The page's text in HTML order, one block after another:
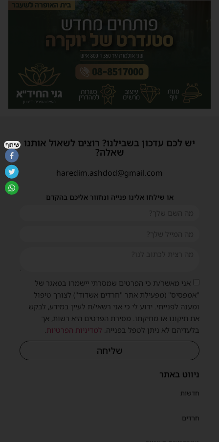
ניווט באתר
חדשות
חרדים
יש לכם עדכון בשבילנו? רוצים לשאול אותנו
שאלה?
haredim.ashdod@gmail.com
או שילחו אלינו פנייה ונחזור אליכם בהקדם
אני מאשר/ת כי הפרטים שמסרתי יישמרו במאגר של
"אמפסיס" (מפעילת אתר "חרדים אשדוד") לצורך טיפול
ומענה לפנייתי. ידוע לי כי אני רשאי/ת לעיין במידע, לבקש
את תיקונו או מחיקתו. מסירת הפרטים היא רשות, אך
בלעדיהם לא ניתן לטפל בפנייה. למדיניות הפרטיות.
שליחה
שיתוף